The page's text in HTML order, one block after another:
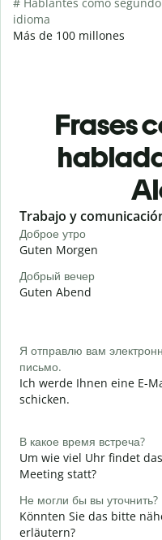
idioma
Más de 100 millones
Frases
Slide 1 of 6
Trabajo y
Доброе утро
Guten Morgen
Добрый вечер
Guten Abend
Я отправлю вам
письмо.
Ich werde Ihnen eine E-
schicken.
В какое время встреча?
Um wie viel Uhr findet das
Meeting statt?
Не могли бы вы уточнить?
Könnten Sie das bitte
erläutern?